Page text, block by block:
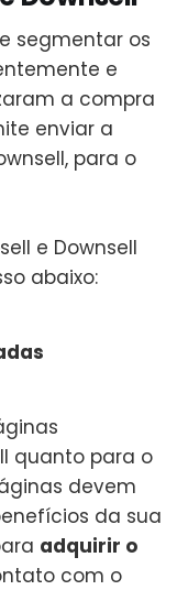
segmentar os
e
a compra
enviar a
para o
e Downsell
abaixo:
quanto para o
devem
da sua
adquirir o
com o